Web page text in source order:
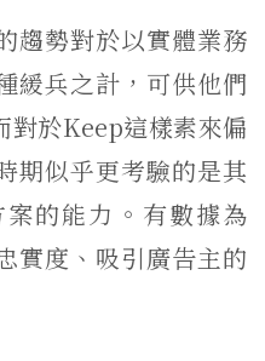
趨勢對於以實體業務
緩兵之計，可供他們
對於Keep這樣素來偏
期似乎更考驗的是其
的能力。有數據為
實度、吸引廣告主的